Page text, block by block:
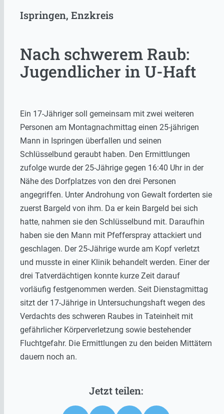
Ispringen, Enzkreis
Nach schwerem Raub:
Jugendlicher in U-Haft
Ein 17-Jähriger soll gemeinsam mit zwei weiteren
Personen am Montagnachmittag einen 25-jährigen
Mann in Ispringen überfallen und seinen
Schlüsselbund geraubt haben. Den Ermittlungen
zufolge wurde der 25-Jährige gegen 16:40 Uhr in der
Nähe des Dorfplatzes von den drei Personen
angegriffen. Unter Androhung von Gewalt forderten sie
zuerst Bargeld von ihm. Da er kein Bargeld bei sich
hatte, nahmen sie den Schlüsselbund mit. Daraufhin
haben sie den Mann mit Pfefferspray attackiert und
geschlagen. Der 25-Jährige wurde am Kopf verletzt
und musste in einer Klinik behandelt werden. Einer der
drei Tatverdächtigen konnte kurze Zeit darauf
vorläufig festgenommen werden. Seit Dienstagmittag
sitzt der 17-Jährige in Untersuchungshaft wegen des
Verdachts des schweren Raubes in Tateinheit mit
gefährlicher Körperverletzung sowie bestehender
Fluchtgefahr. Die Ermittlungen zu den beiden Mittätern
dauern noch an.